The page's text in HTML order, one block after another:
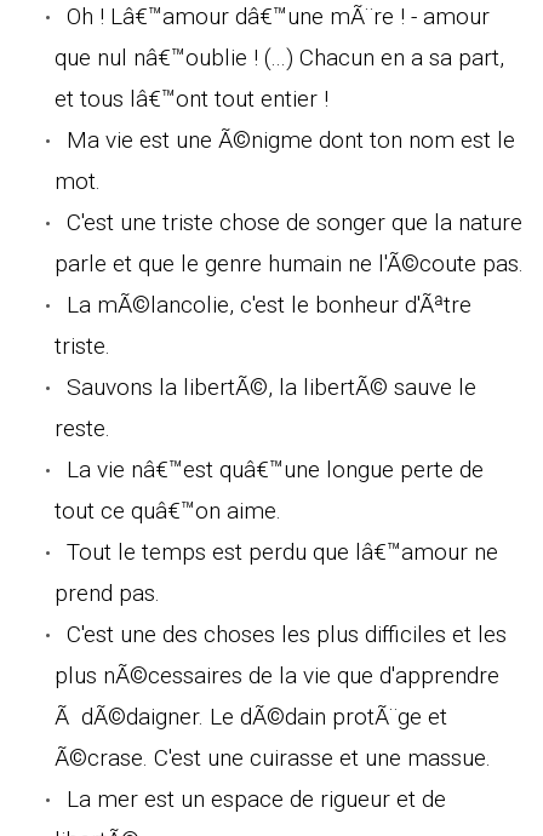
Oh ! Lâ€™amour dâ€™une mÃ¨re ! - amour
que nul nâ€™oublie ! (...) Chacun en a sa part,
et tous lâ€™ont tout entier !
Ma vie est une Ã©nigme dont ton nom est le
mot.
C'est une triste chose de songer que la nature
parle et que le genre humain ne l'Ã©coute pas.
La mÃ©lancolie, c'est le bonheur d'Ãªtre
triste.
Sauvons la libertÃ©, la libertÃ© sauve le
reste.
La vie nâ€™est quâ€™une longue perte de
tout ce quâ€™on aime.
Tout le temps est perdu que lâ€™amour ne
prend pas.
C'est une des choses les plus difficiles et les
plus nÃ©cessaires de la vie que d'apprendre
Ã dÃ©daigner. Le dÃ©dain protÃ¨ge et
Ã©crase. C'est une cuirasse et une massue.
La mer est un espace de rigueur et de